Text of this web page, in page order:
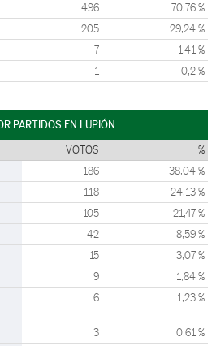
496 70,76 %
205 29,24 %
7 1,41 %
1 0,2 %
PARTIDOS EN LUPIÓN
VOTOS %
186 38,04 %
118 24,13 %
105 21,47 %
42 8,59 %
15 3,07 %
9 1,84 %
6 1,23 %
3 0,61 %